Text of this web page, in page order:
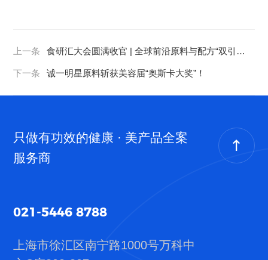
上一条
食研汇大会圆满收官 | 全球前沿原料与配方“双引
下一条
诚一明星原料斩获美容届“奥斯卡大奖”！
只做有功效的健康 · 美产品全案
服务商
021-5446 8788
上海市徐汇区南宁路1000号万科中